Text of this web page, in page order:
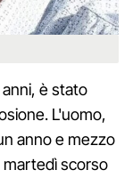
è stato
L'uomo,
anno e mezzo
martedì scorso